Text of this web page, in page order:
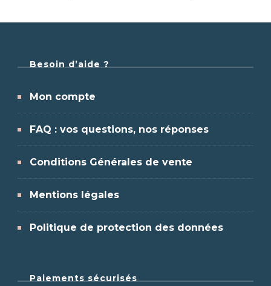
Besoin d’aide ?
Mon compte
FAQ : vos questions, nos réponses
Conditions Générales de vente
Mentions légales
Politique de protection des données
Paiements sécurisés